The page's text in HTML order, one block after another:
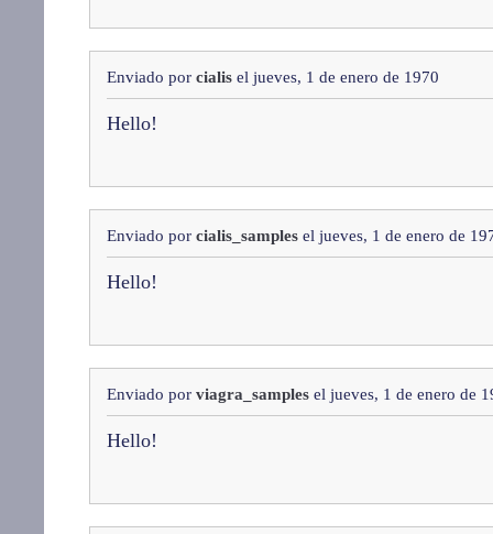
Enviado por cialis el jueves, 1 de enero de 1970
Hello!
Enviado por cialis_samples el jueves, 1 de enero de
Hello!
Enviado por viagra_samples el jueves, 1 de enero de
Hello!